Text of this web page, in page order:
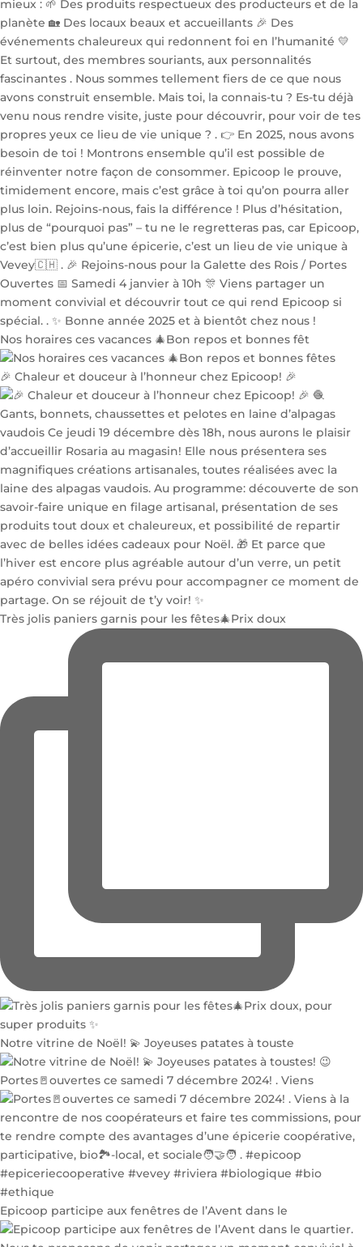
Nos horaires ces vacances 🎄Bon repos et bonnes fêt
🎉 Chaleur et douceur à l’honneur chez Epicoop! 🎉
Très jolis paniers garnis pour les fêtes🎄Prix doux
Notre vitrine de Noël! 💫 Joyeuses patates à touste
Portes🚪ouvertes ce samedi 7 décembre 2024! . Viens
Epicoop participe aux fenêtres de l’Avent dans le